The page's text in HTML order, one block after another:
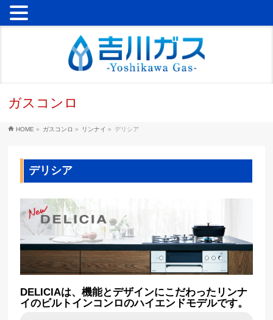
ガスコンロ
HOME » ガスコンロ » リンナイ » デリシア
デリシア
DELICIAは、機能とデザインにこだわったリンナ
イのビルトインコンロのハイエンドモデルです。